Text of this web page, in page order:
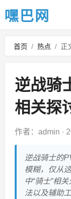
嘿巴网
首页 / 热点 / 正
逆战骑
相关探
作者：admin ·
逆战骑士的
模糊，仅从
中“骑士”相
法以及辅助